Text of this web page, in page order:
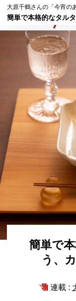
大原千鶴さんの「今宵の
簡単で本格的なタル
簡単で
う、
連載 :